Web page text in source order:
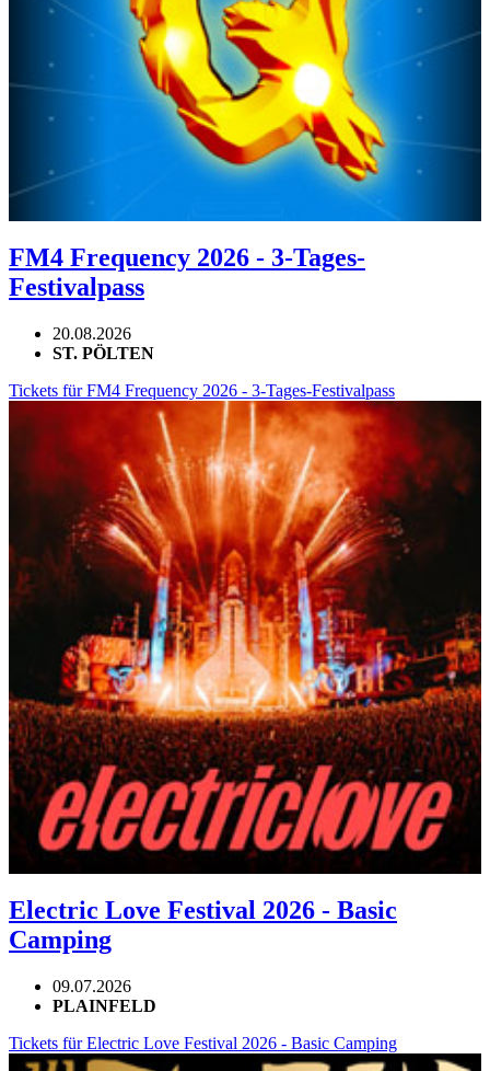
FM4 Frequency 2026 - 3-Tages-
Festivalpass
20.08.2026
ST. PÖLTEN
Tickets für FM4 Frequency 2026 - 3-Tages-Festivalpass
Electric Love Festival 2026 - Basic
Camping
09.07.2026
PLAINFELD
Tickets für Electric Love Festival 2026 - Basic Camping